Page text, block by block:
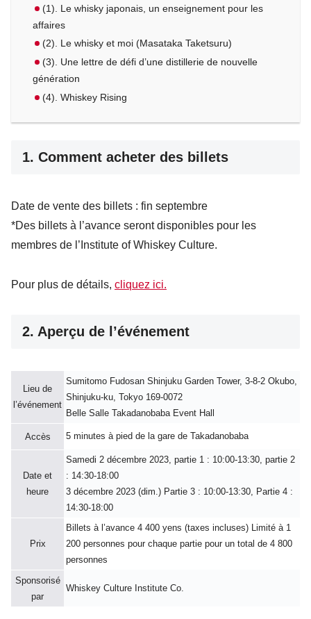
(1). Le whisky japonais, un enseignement pour les
affaires
(2). Le whisky et moi (Masataka Taketsuru)
(3). Une lettre de défi d’une distillerie de nouvelle
génération
(4). Whiskey Rising
1. Comment acheter des billets
Date de vente des billets : fin septembre
*Des billets à l’avance seront disponibles pour les
membres de l’Institute of Whiskey Culture.
Pour plus de détails, cliquez ici.
2. Aperçu de l’événement
Lieu de
l’événement
Sumitomo Fudosan Shinjuku Garden Tower, 3-8-2 Okubo,
Shinjuku-ku, Tokyo 169-0072
Belle Salle Takadanobaba Event Hall
Accès 5 minutes à pied de la gare de Takadanobaba
Date et
heure
Samedi 2 décembre 2023, partie 1 : 10:00-13:30, partie 2
: 14:30-18:00
3 décembre 2023 (dim.) Partie 3 : 10:00-13:30, Partie 4 :
14:30-18:00
Prix
Billets à l’avance 4 400 yens (taxes incluses) Limité à 1
200 personnes pour chaque partie pour un total de 4 800
personnes
Sponsorisé
par
Whiskey Culture Institute Co.